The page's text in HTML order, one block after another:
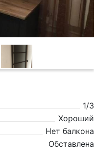
1/3
Хороший
Нет балкона
Обставлена